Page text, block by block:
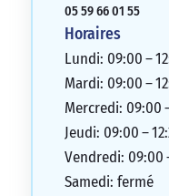
05 59 66 01 55
Horaires
Lundi: 09:00 –
Mardi: 09:00 –
Mercredi: 09:00
Jeudi: 09:00 –
Vendredi: 09:00
Samedi: fermé